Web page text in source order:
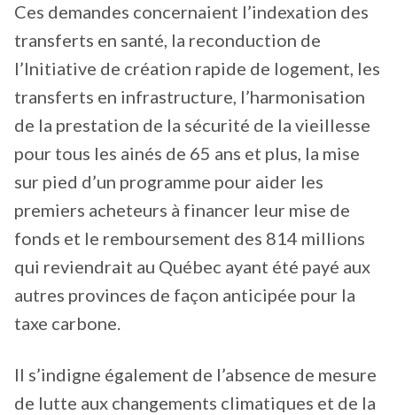
Ces demandes concernaient l’indexation des
transferts en santé, la reconduction de
l’Initiative de création rapide de logement, les
transferts en infrastructure, l’harmonisation
de la prestation de la sécurité de la vieillesse
pour tous les ainés de 65 ans et plus, la mise
sur pied d’un programme pour aider les
premiers acheteurs à financer leur mise de
fonds et le remboursement des 814 millions
qui reviendrait au Québec ayant été payé aux
autres provinces de façon anticipée pour la
taxe carbone.
Il s’indigne également de l’absence de mesure
de lutte aux changements climatiques et de la